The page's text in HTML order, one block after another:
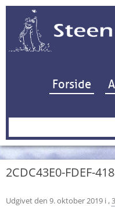
Forside
Søg
2CDC43E0-FDEF-
Udgivet den 9. oktober 2019 i ,